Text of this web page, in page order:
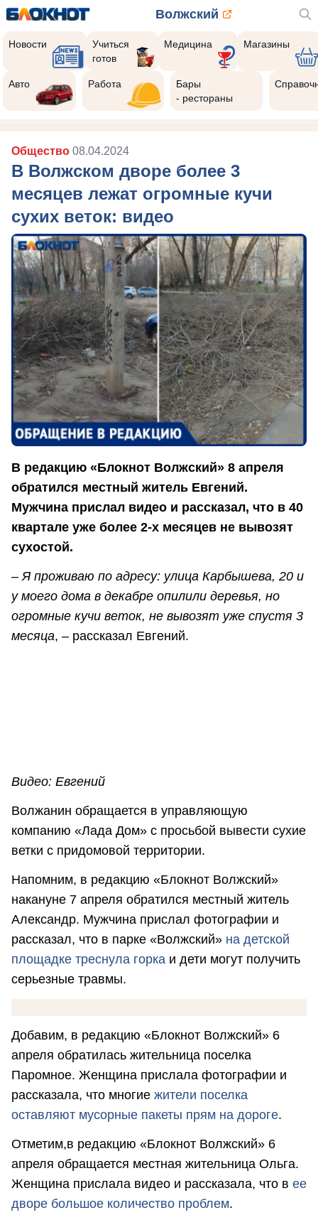
Волжский
Новости
Учиться
готов
Медицина Магазины
Авто Работа
Бары
- рестораны
Общество 08.04.2024
В Волжском дворе более 3
месяцев лежат огромные кучи
сухих веток: видео
В редакцию «Блокнот Волжский» 8 апреля
обратился местный житель Евгений.
Мужчина прислал видео и рассказал, что в 40
квартале уже более 2-х месяцев не вывозят
сухостой.
– Я проживаю по адресу: улица Карбышева, 20 и
у моего дома в декабре опилили деревья, но
огромные кучи веток, не вывозят уже спустя 3
месяца, – рассказал Евгений.
Видео: Евгений
Волжанин обращается в управляющую
компанию «Лада Дом» с просьбой вывести сухие
ветки с придомовой территории.
Напомним, в редакцию «Блокнот Волжский»
накануне 7 апреля обратился местный житель
Александр. Мужчина прислал фотографии и
рассказал, что в парке «Волжский» на детской
площадке треснула горка и дети могут получить
серьезные травмы.
Добавим, в редакцию «Блокнот Волжский» 6
апреля обратилась жительница поселка
Паромное. Женщина прислала фотографии и
рассказала, что многие жители поселка
оставляют мусорные пакеты прям на дороге.
Отметим,в редакцию «Блокнот Волжский» 6
апреля обращается местная жительница Ольга.
Женщина прислала видео и рассказала, что в ее
дворе большое количество проблем.